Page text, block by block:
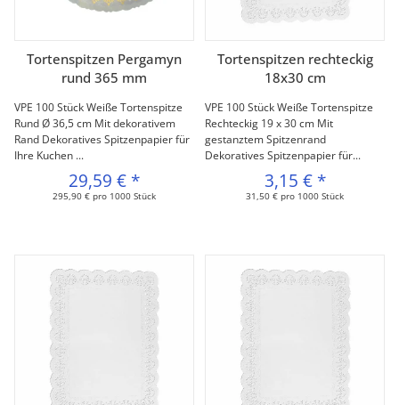
Tortenspitzen Pergamyn
rund 365 mm
VPE 100 Stück Weiße Tortenspitze
Rund Ø 36,5 cm Mit dekorativem
Rand Dekoratives Spitzenpapier für
Ihre Kuchen ...
29,59 € *
295,90 € pro 1000 Stück
Tortenspitzen rechteckig
18x30 cm
VPE 100 Stück Weiße Tortenspitze
Rechteckig 19 x 30 cm Mit
gestanztem Spitzenrand
Dekoratives Spitzenpapier für...
3,15 € *
31,50 € pro 1000 Stück